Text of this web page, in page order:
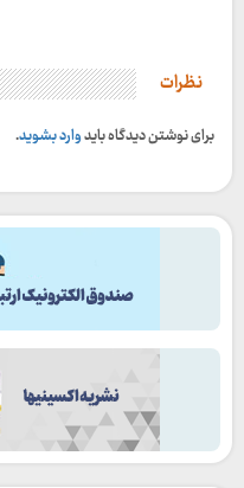
نظرات
برای نوشتن دیدگاه بایدوارد بشوید.